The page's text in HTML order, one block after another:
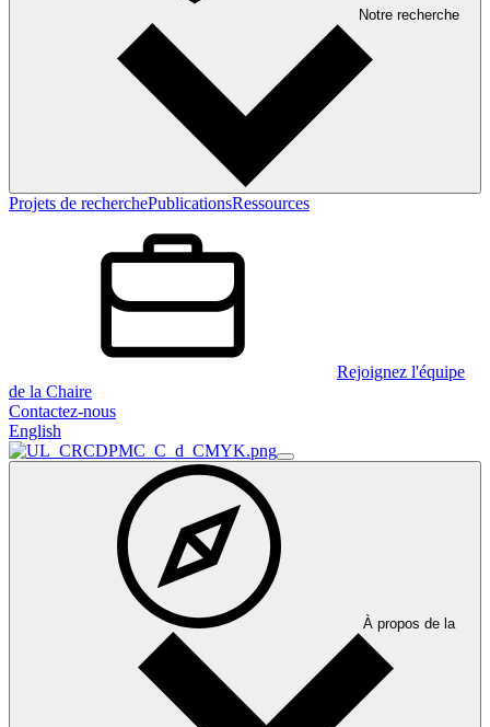
Notre recherche
Projets de recherchePublicationsRessources
Rejoignez l'équipe
de la Chaire
Contactez-nous
English
À propos de la